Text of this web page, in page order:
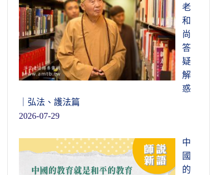
老
和
尚
答
疑
解
惑
｜弘法、護法篇
2026-07-29
中
國
的